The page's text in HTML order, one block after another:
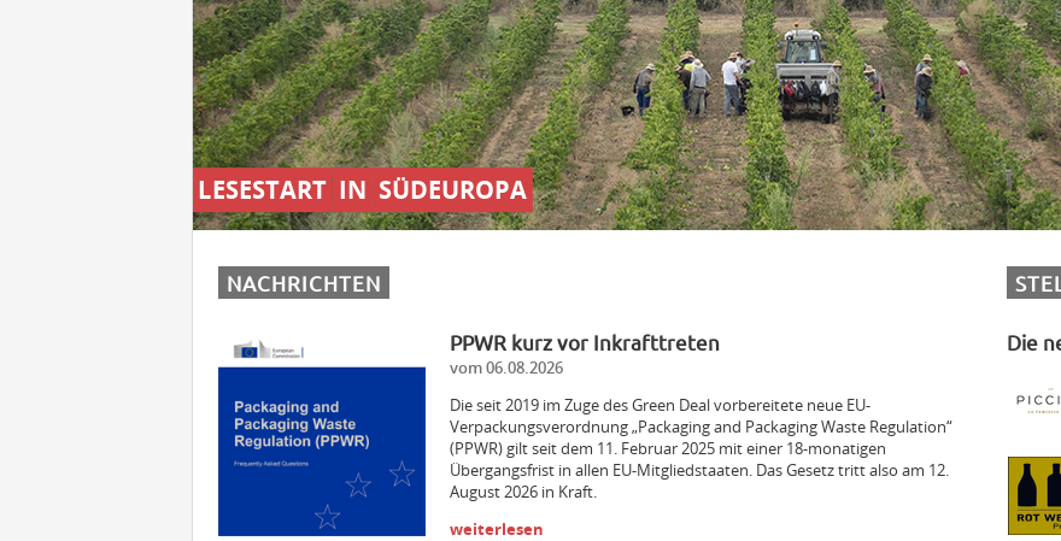
LESESTART IN SÜDEUROPA
NACHRICHTEN
PPWR kurz vor Inkrafttreten
vom 06.08.2026
Die seit 2019 im Zuge des Green Deal vorbereitete neue EU-
Verpackungsverordnung „Packaging and Packaging Waste Regulation“
(PPWR) gilt seit dem 11. Februar 2025 mit einer 18-monatigen
Übergangsfrist in allen EU-Mitgliedstaaten. Das Gesetz tritt also am 12.
August 2026 in Kraft.
weiterlesen
Die